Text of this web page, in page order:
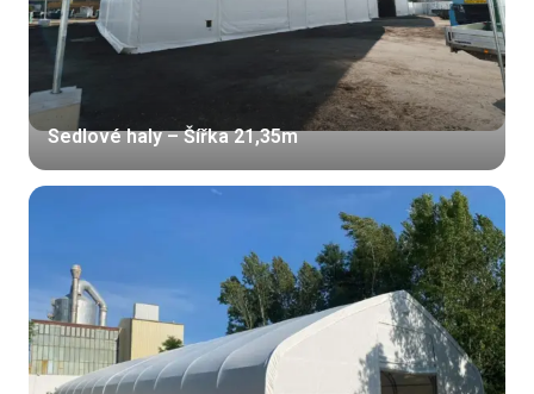
Sedlové haly – Šířka 21,35m